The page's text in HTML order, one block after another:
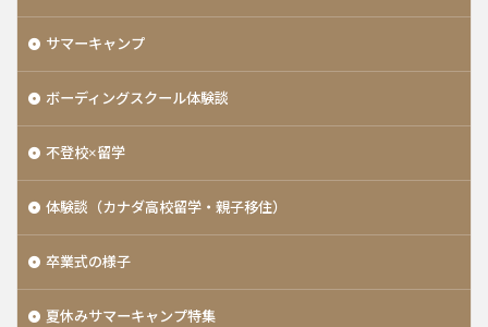
サマーキャンプ
ボーディングスクール体験談
不登校×留学
体験談（カナダ高校留学・親子移住）
卒業式の様子
夏休みサマーキャンプ特集